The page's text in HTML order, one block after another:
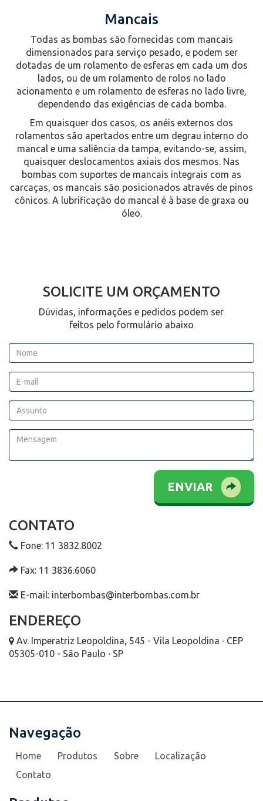
Mancais
Todas as bombas são fornecidas com mancais
dimensionados para serviço pesado, e podem ser
dotadas de um rolamento de esferas em cada um dos
lados, ou de um rolamento de rolos no lado
acionamento e um rolamento de esferas no lado livre,
dependendo das exigências de cada bomba.
Em quaisquer dos casos, os anéis externos dos
rolamentos são apertados entre um degrau interno do
mancal e uma saliência da tampa, evitando-se, assim,
quaisquer deslocamentos axiais dos mesmos. Nas
bombas com suportes de mancais integrais com as
carcaças, os mancais são posicionados através de pinos
cônicos. A lubrificação do mancal é à base de graxa ou
óleo.
SOLICITE UM ORÇAMENTO
Dúvidas, informações e pedidos podem ser
feitos pelo formulário abaixo
ENVIAR
CONTATO
Fone: 11 3832.8002
Fax: 11 3836.6060
E-mail: interbombas@interbombas.com.br
ENDEREÇO
Av. Imperatriz Leopoldina, 545 - Vila Leopoldina ∙ CEP
05305-010 - São Paulo ∙ SP
Navegação
Home Produtos Sobre
Localização
Contato